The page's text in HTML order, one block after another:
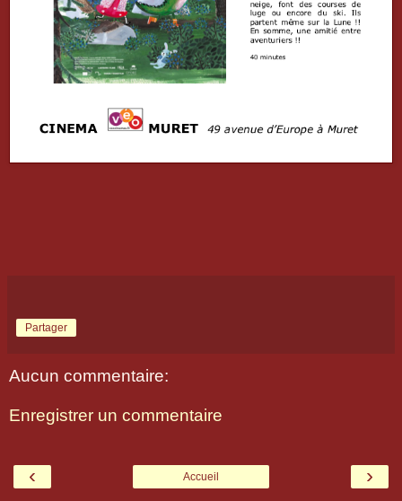
Partager
Aucun commentaire:
Enregistrer un commentaire
‹ ›
Accueil